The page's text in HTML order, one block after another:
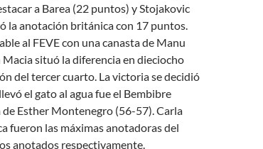
a Barea (22 puntos) y Stojakovic
la anotación británica con 17 puntos.
al FEVE con una canasta de Manu
situó la diferencia en dieciocho
del tercer cuarto. La victoria se decidió
el gato al agua fue el Bembibre
de Esther Montenegro (56-57). Carla
fueron las máximas anotadoras del
anotados respectivamente.